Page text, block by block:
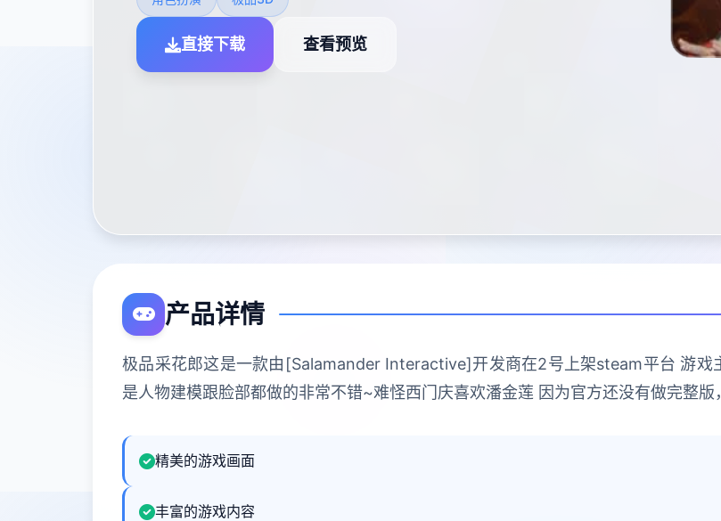
直接下载 查看预览
产品详情
极品采花郎这是一款由[Salamander Interactive]开发商在2号上架steam平台 游戏
是人物建模跟脸部都做的非常不错~难怪西门庆喜欢潘金莲 因为官方还没有做完整
精美的游戏画面
丰富的游戏内容